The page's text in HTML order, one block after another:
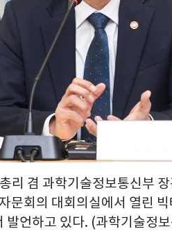
리 겸 과학기술정보통신부
문회의 대회의실에서 열린
발언하고 있다. (과학기술정